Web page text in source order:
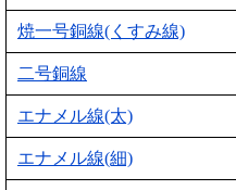
焼一号銅線(くすみ線)
二号銅線
エナメル線(太)
エナメル線(細)